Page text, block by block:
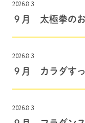
2026.8.3
９月 太極拳の
2026.8.3
９月 カラダす
2026.8.3